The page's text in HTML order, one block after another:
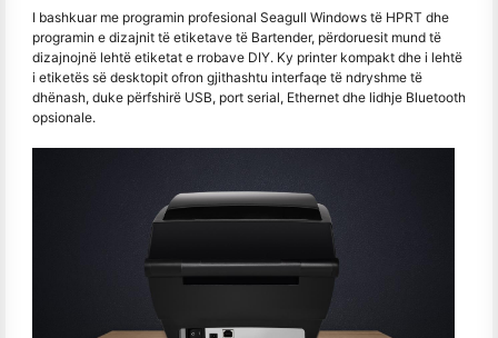
I bashkuar me programin profesional Seagull Windows të HPRT dhe
programin e dizajnit të etiketave të Bartender, përdoruesit mund të
dizajnojnë lehtë etiketat e rrobave DIY. Ky printer kompakt dhe i lehtë
i etiketës së desktopit ofron gjithashtu interfaqe të ndryshme të
dhënash, duke përfshirë USB, port serial, Ethernet dhe lidhje Bluetooth
opsionale.